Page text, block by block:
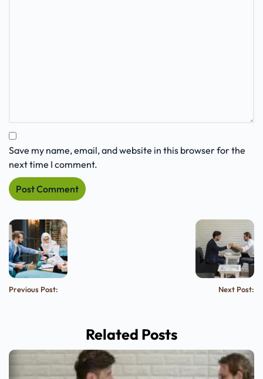
Save my name, email, and website in this browser for the
next time I comment.
Previous Post: Next Post:
Related Posts